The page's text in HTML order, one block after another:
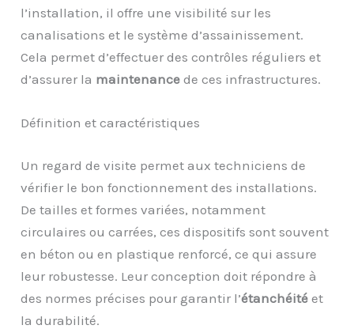
l’installation, il offre une visibilité sur les
canalisations et le système d’assainissement.
Cela permet d’effectuer des contrôles réguliers et
d’assurer la maintenance de ces infrastructures.
Définition et caractéristiques
Un regard de visite permet aux techniciens de
vérifier le bon fonctionnement des installations.
De tailles et formes variées, notamment
circulaires ou carrées, ces dispositifs sont souvent
en béton ou en plastique renforcé, ce qui assure
leur robustesse. Leur conception doit répondre à
des normes précises pour garantir l’étanchéité et
la durabilité.